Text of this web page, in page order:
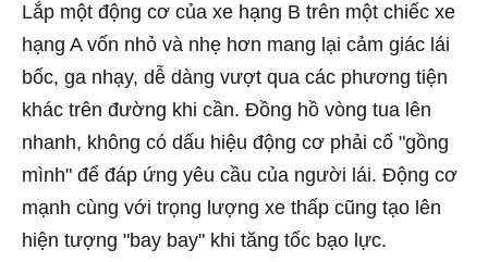
Lắp một động cơ của xe hạng B trên một chiếc xe
hạng A vốn nhỏ và nhẹ hơn mang lại cảm giác lái
bốc, ga nhạy, dễ dàng vượt qua các phương tiện
khác trên đường khi cần. Đồng hồ vòng tua lên
nhanh, không có dấu hiệu động cơ phải cố "gồng
mình" để đáp ứng yêu cầu của người lái. Động cơ
mạnh cùng với trọng lượng xe thấp cũng tạo lên
hiện tượng "bay bay" khi tăng tốc bạo lực.